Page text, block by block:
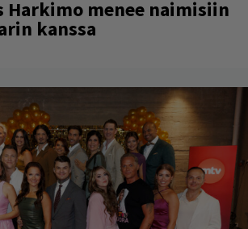
Harkimo menee naimisiin
kanssa